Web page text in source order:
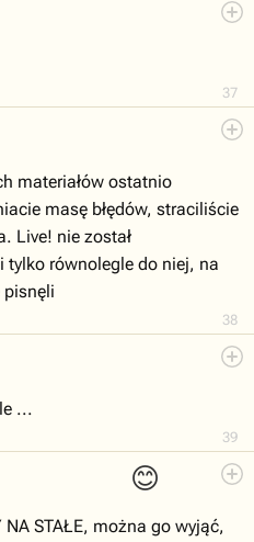
37
38
materiałów ostatnio
masę błędów, straciliście
Live! nie został
tylko równolegle do niej, na
pisnęli
39
...
😊
NA STAŁE, można go wyjąć,